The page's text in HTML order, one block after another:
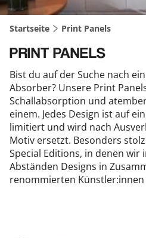
Startseite Print Panels
PRINT PANELS
Bist du auf der Suche nach
Absorber? Unsere Print
Schallabsorption und
einem. Jedes Design ist auf
limitiert und wird nach
Motiv ersetzt. Besonders
Special Editions, in denen wir
Abständen Designs in
renommierten